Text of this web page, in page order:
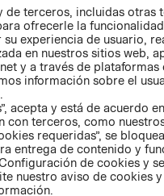
COOKIES
LIBRO DE
de terceros, incluidas otras
ofrecerle la
experiencia de usuario,
en nuestros sitios web,
y a través de plataformas
información sobre el
acepta y está de acuerdo
con terceros, como
requeridas”, se
entrega de contenido y
de cookies y
nuestro aviso de cookies